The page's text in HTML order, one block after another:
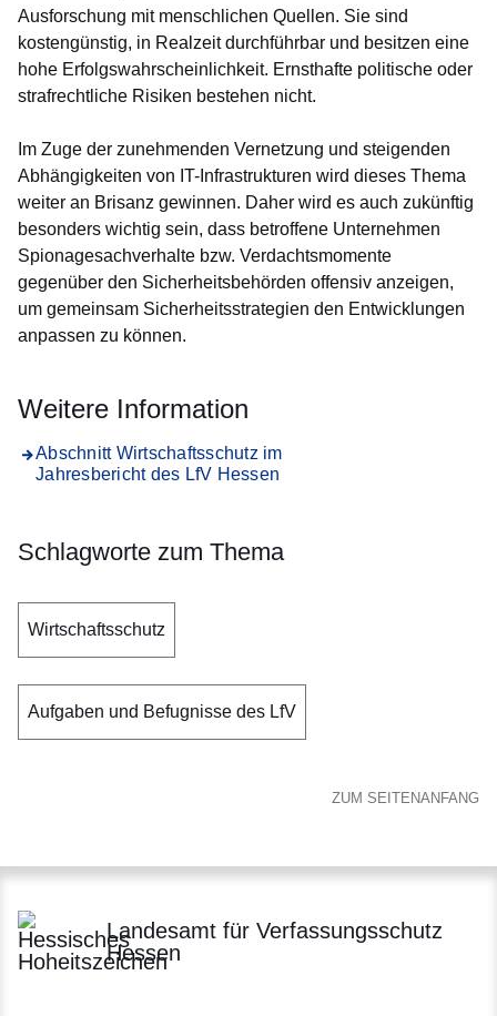
Ausforschung mit menschlichen Quellen. Sie sind
kostengünstig, in Realzeit durchführbar und besitzen eine
hohe Erfolgswahrscheinlichkeit. Ernsthafte politische oder
strafrechtliche Risiken bestehen nicht.
Im Zuge der zunehmenden Vernetzung und steigenden
Abhängigkeiten von IT-Infrastrukturen wird dieses Thema
weiter an Brisanz gewinnen. Daher wird es auch zukünftig
besonders wichtig sein, dass betroffene Unternehmen
Spionagesachverhalte bzw. Verdachtsmomente
gegenüber den Sicherheitsbehörden offensiv anzeigen,
um gemeinsam Sicherheitsstrategien den Entwicklungen
anpassen zu können.
Weitere Information
Abschnitt Wirtschaftsschutz im
Jahresbericht des LfV Hessen
Schlagworte zum Thema
Wirtschaftsschutz
Aufgaben und Befugnisse des LfV
ZUM SEITENANFANG
Landesamt für Verfassungsschutz
Hessen